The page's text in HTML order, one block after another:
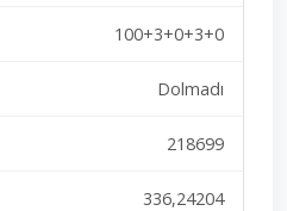
100+3+0+3+0
Dolmadı
218699
336,24204